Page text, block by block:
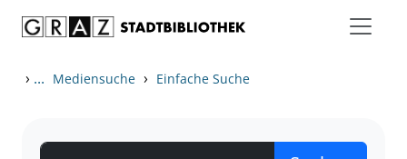
› ... Mediensuche › Einfache Suche